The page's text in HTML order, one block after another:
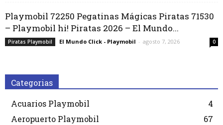
Playmobil 72250 Pegatinas Mágicas Piratas 71530
– Playmobil hi! Piratas 2026 – El Mundo...
Piratas Playmobil El Mundo Click - Playmobil - agosto 7, 2026 0
Categorias
Acuarios Playmobil
4
Aeropuerto Playmobil
67